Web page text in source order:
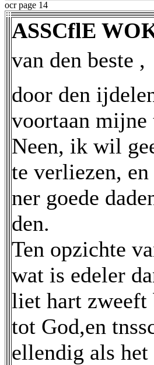
ocr page 14
ASSCflE
van den beste ,
door den
voortaan
Neen, ik wil
te verliezen,
ner goede
den.
Ten opzichte
wat is edeler
liet hart zweeft
tot God,en
ellendig als